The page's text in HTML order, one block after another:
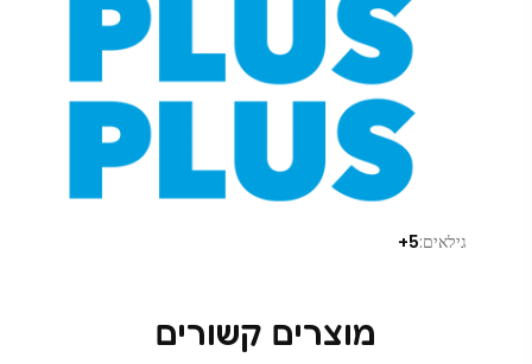
גילאים:5+
מוצרים קשורים